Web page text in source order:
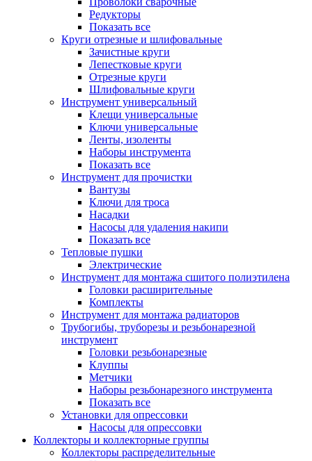
Редукторы
Показать все
Круги отрезные и шлифовальные
Зачистные круги
Лепестковые круги
Отрезные круги
Шлифовальные круги
Инструмент универсальный
Клещи универсальные
Ключи универсальные
Ленты, изоленты
Наборы инструмента
Показать все
Инструмент для прочистки
Вантузы
Ключи для троса
Насадки
Насосы для удаления накипи
Показать все
Тепловые пушки
Электрические
Инструмент для монтажа сшитого полиэтилена
Головки расширительные
Комплекты
Инструмент для монтажа радиаторов
Трубогибы, труборезы и резьбонарезной
инструмент
Головки резьбонарезные
Клуппы
Метчики
Наборы резьбонарезного инструмента
Показать все
Установки для опрессовки
Насосы для опрессовки
Коллекторы и коллекторные группы
Коллекторы распределительные